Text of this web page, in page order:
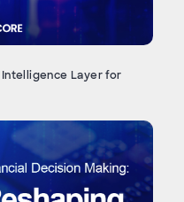
Layer for